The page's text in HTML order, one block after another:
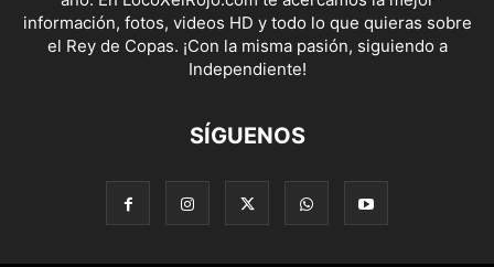
información, fotos, videos HD y todo lo que quieras sobre
el Rey de Copas. ¡Con la misma pasión, siguiendo a
Independiente!
SÍGUENOS